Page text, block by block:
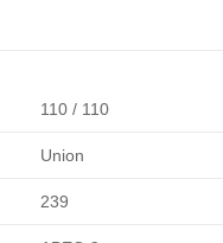
110 / 110
Union
239